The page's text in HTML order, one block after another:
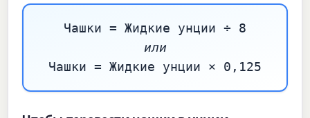
Чашки = Жидкие унции ÷ 8
или
Чашки = Жидкие унции × 0,125